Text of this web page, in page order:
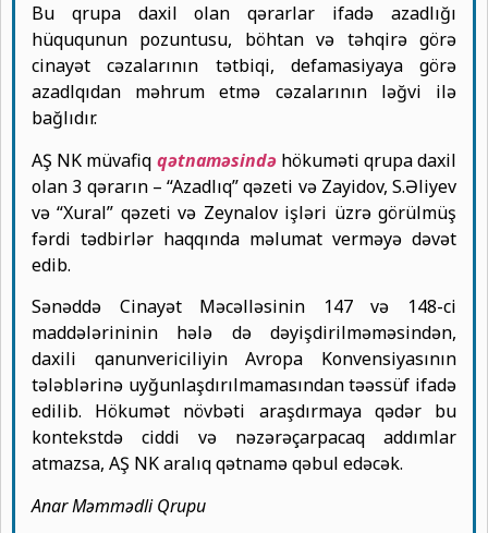
Bu qrupa daxil olan qərarlar ifadə azadlığı
hüququnun pozuntusu, böhtan və təhqirə görə
cinayət cəzalarının tətbiqi, defamasiyaya görə
azadlqıdan məhrum etmə cəzalarının ləğvi ilə
bağlıdır.
AŞ NK müvafiq qətnaməsində hökuməti qrupa daxil
olan 3 qərarın – “Azadlıq” qəzeti və Zayidov, S.Əliyev
və “Xural” qəzeti və Zeynalov işləri üzrə görülmüş
fərdi tədbirlər haqqında məlumat verməyə dəvət
edib.
Sənəddə Cinayət Məcəlləsinin 147 və 148-ci
maddələrininin hələ də dəyişdirilməməsindən,
daxili qanunvericiliyin Avropa Konvensiyasının
tələblərinə uyğunlaşdırılmamasından təəssüf ifadə
edilib. Hökumət növbəti araşdırmaya qədər bu
kontekstdə ciddi və nəzərəçarpacaq addımlar
atmazsa, AŞ NK aralıq qətnamə qəbul edəcək.
Anar Məmmədli Qrupu